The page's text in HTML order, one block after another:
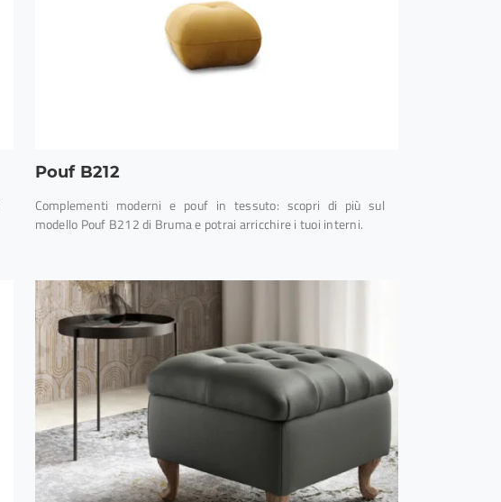
Pouf B212
Complementi moderni e pouf in tessuto: scopri di più sul
modello Pouf B212 di Bruma e potrai arricchire i tuoi interni.